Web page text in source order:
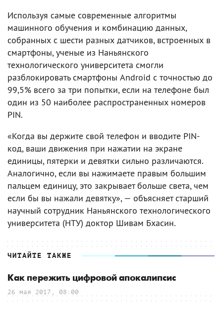
Используя самые современные алгоритмы
машинного обучения и комбинацию данных,
собранных с шести разных датчиков, встроенных в
смартфоны, ученые из Наньянского
технологического университета смогли
разблокировать смартфоны Android с точностью до
99,5% всего за три попытки, если на телефоне был
один из 50 наиболее распространенных номеров
PIN.
«Когда вы держите свой телефон и вводите PIN-
код, ваши движения при нажатии на экране
единицы, пятерки и девятки сильно различаются.
Аналогично, если вы нажимаете правым большим
пальцем единицу, это закрывает больше света, чем
если бы вы нажали девятку», — объясняет старший
научный сотрудник Наньянского технологического
университета (НТУ) доктор Шивам Бхасин.
ЧИТАЙТЕ ТАКЖЕ
Как пережить цифровой апокалипсис
26 мая 2017, 08:00